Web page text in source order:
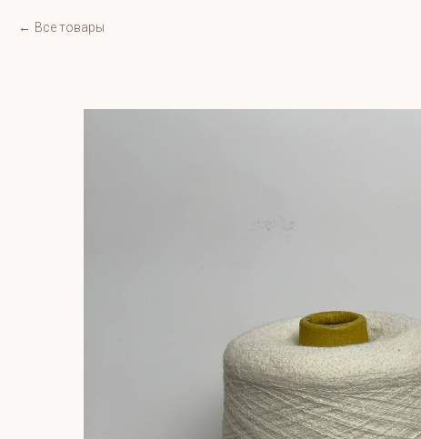
Все товары